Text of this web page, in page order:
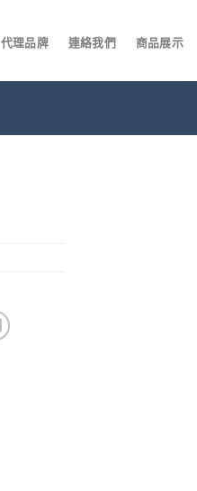
代理品牌 連絡我們 商品展示